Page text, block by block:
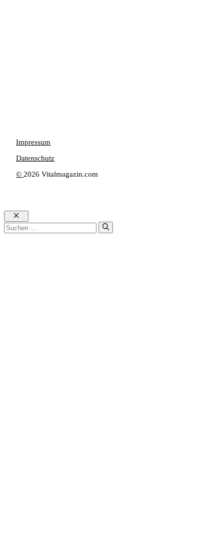
© 2026 Vitalmagazin.com
Impressum
Datenschutz
Schließen
Suche
nach: